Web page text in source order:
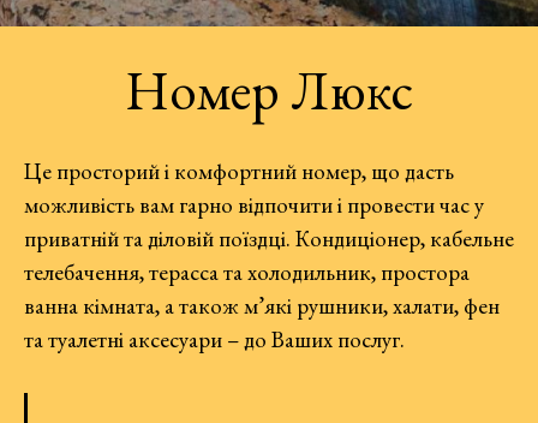
Номер Люкс
Це просторий і комфортний номер, що дасть
можливість вам гарно відпочити і провести час у
приватній та діловій поїздці. Кондиціонер, кабельне
телебачення, терасса та холодильник, простора
ванна кімната, а також м’які рушники, халати, фен
та туалетні аксесуари – до Ваших послуг.